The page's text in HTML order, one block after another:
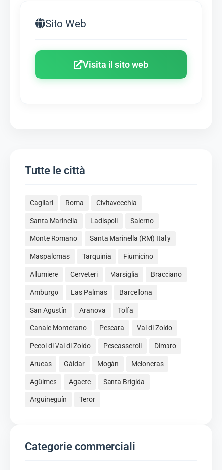
Sito Web
Visita il sito web
Tutte le città
Cagliari Roma Civitavecchia
Santa Marinella Ladispoli Salerno
Monte Romano Santa Marinella (RM) Italiy
Maspalomas Tarquinia Fiumicino
Allumiere Cerveteri Marsiglia Bracciano
Amburgo Las Palmas Barcellona
San Agustín Aranova Tolfa
Canale Monterano Pescara Val di Zoldo
Pecol di Val di Zoldo Pescasseroli Dimaro
Arucas Gáldar Mogán Meloneras
Agüimes Agaete Santa Brígida
Arguineguín Teror
Categorie commerciali